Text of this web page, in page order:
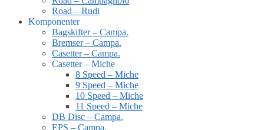
Road – Rudi
Komponenter
Bagskifter – Campa.
Bremser – Campa.
Casetter – Campa.
Casetter – Miche
8 Speed – Miche
9 Speed – Miche
10 Speed – Miche
11 Speed – Miche
DB Disc – Campa.
EPS – Campa.